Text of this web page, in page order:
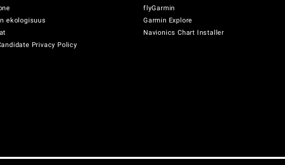
ekologisuus
Privacy Policy
flyGarmin
Garmin Explore
Navionics Chart Installer